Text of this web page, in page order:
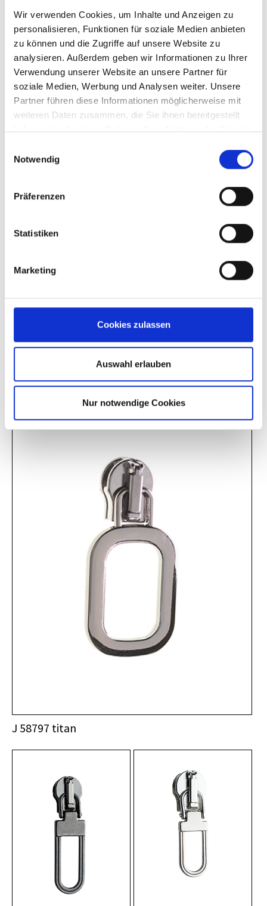
Wir verwenden Cookies, um Inhalte und Anzeigen zu
personalisieren, Funktionen für soziale Medien anbieten
zu können und die Zugriffe auf unsere Website zu
analysieren. Außerdem geben wir Informationen zu Ihrer
Verwendung unserer Website an unsere Partner für
soziale Medien, Werbung und Analysen weiter. Unsere
Partner führen diese Informationen möglicherweise mit
weiteren Daten zusammen, die Sie ihnen bereitgestellt
haben oder die sie im Rahmen Ihrer Nutzung der Dienste
Notwendig
Präferenzen
Statistiken
Marketing
Cookies zulassen
Auswahl erlauben
Nur notwendige Cookies
J 58796
J 58797 titan